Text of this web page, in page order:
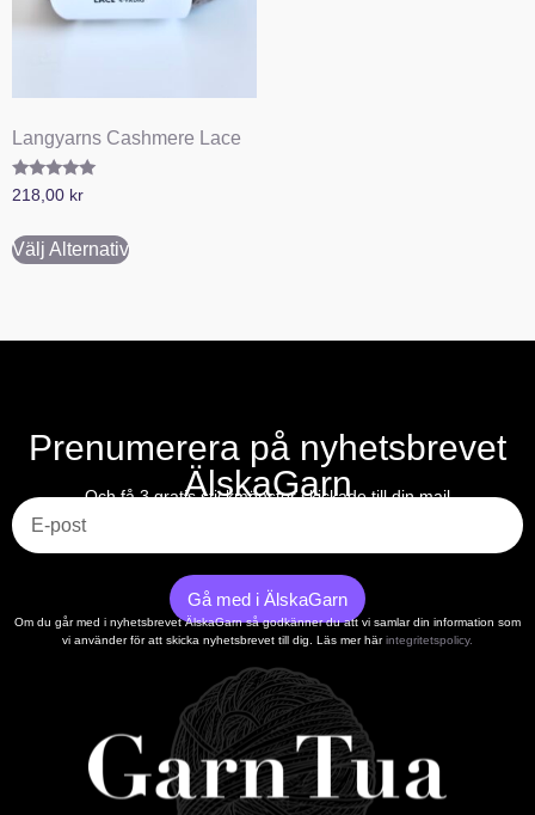
Langyarns Cashmere Lace
Betygsatt
218,00 kr
Välj Alternativ
Prenumerera på nyhetsbrevet
ÄlskaGarn
Och få 3 gratis stickmönster skickade till din mail
Gå med i ÄlskaGarn
Om du går med i nyhetsbrevet ÄlskaGarn så godkänner du att vi samlar din information som
vi använder för att skicka nyhetsbrevet till dig. Läs mer härintegritetspolicy.